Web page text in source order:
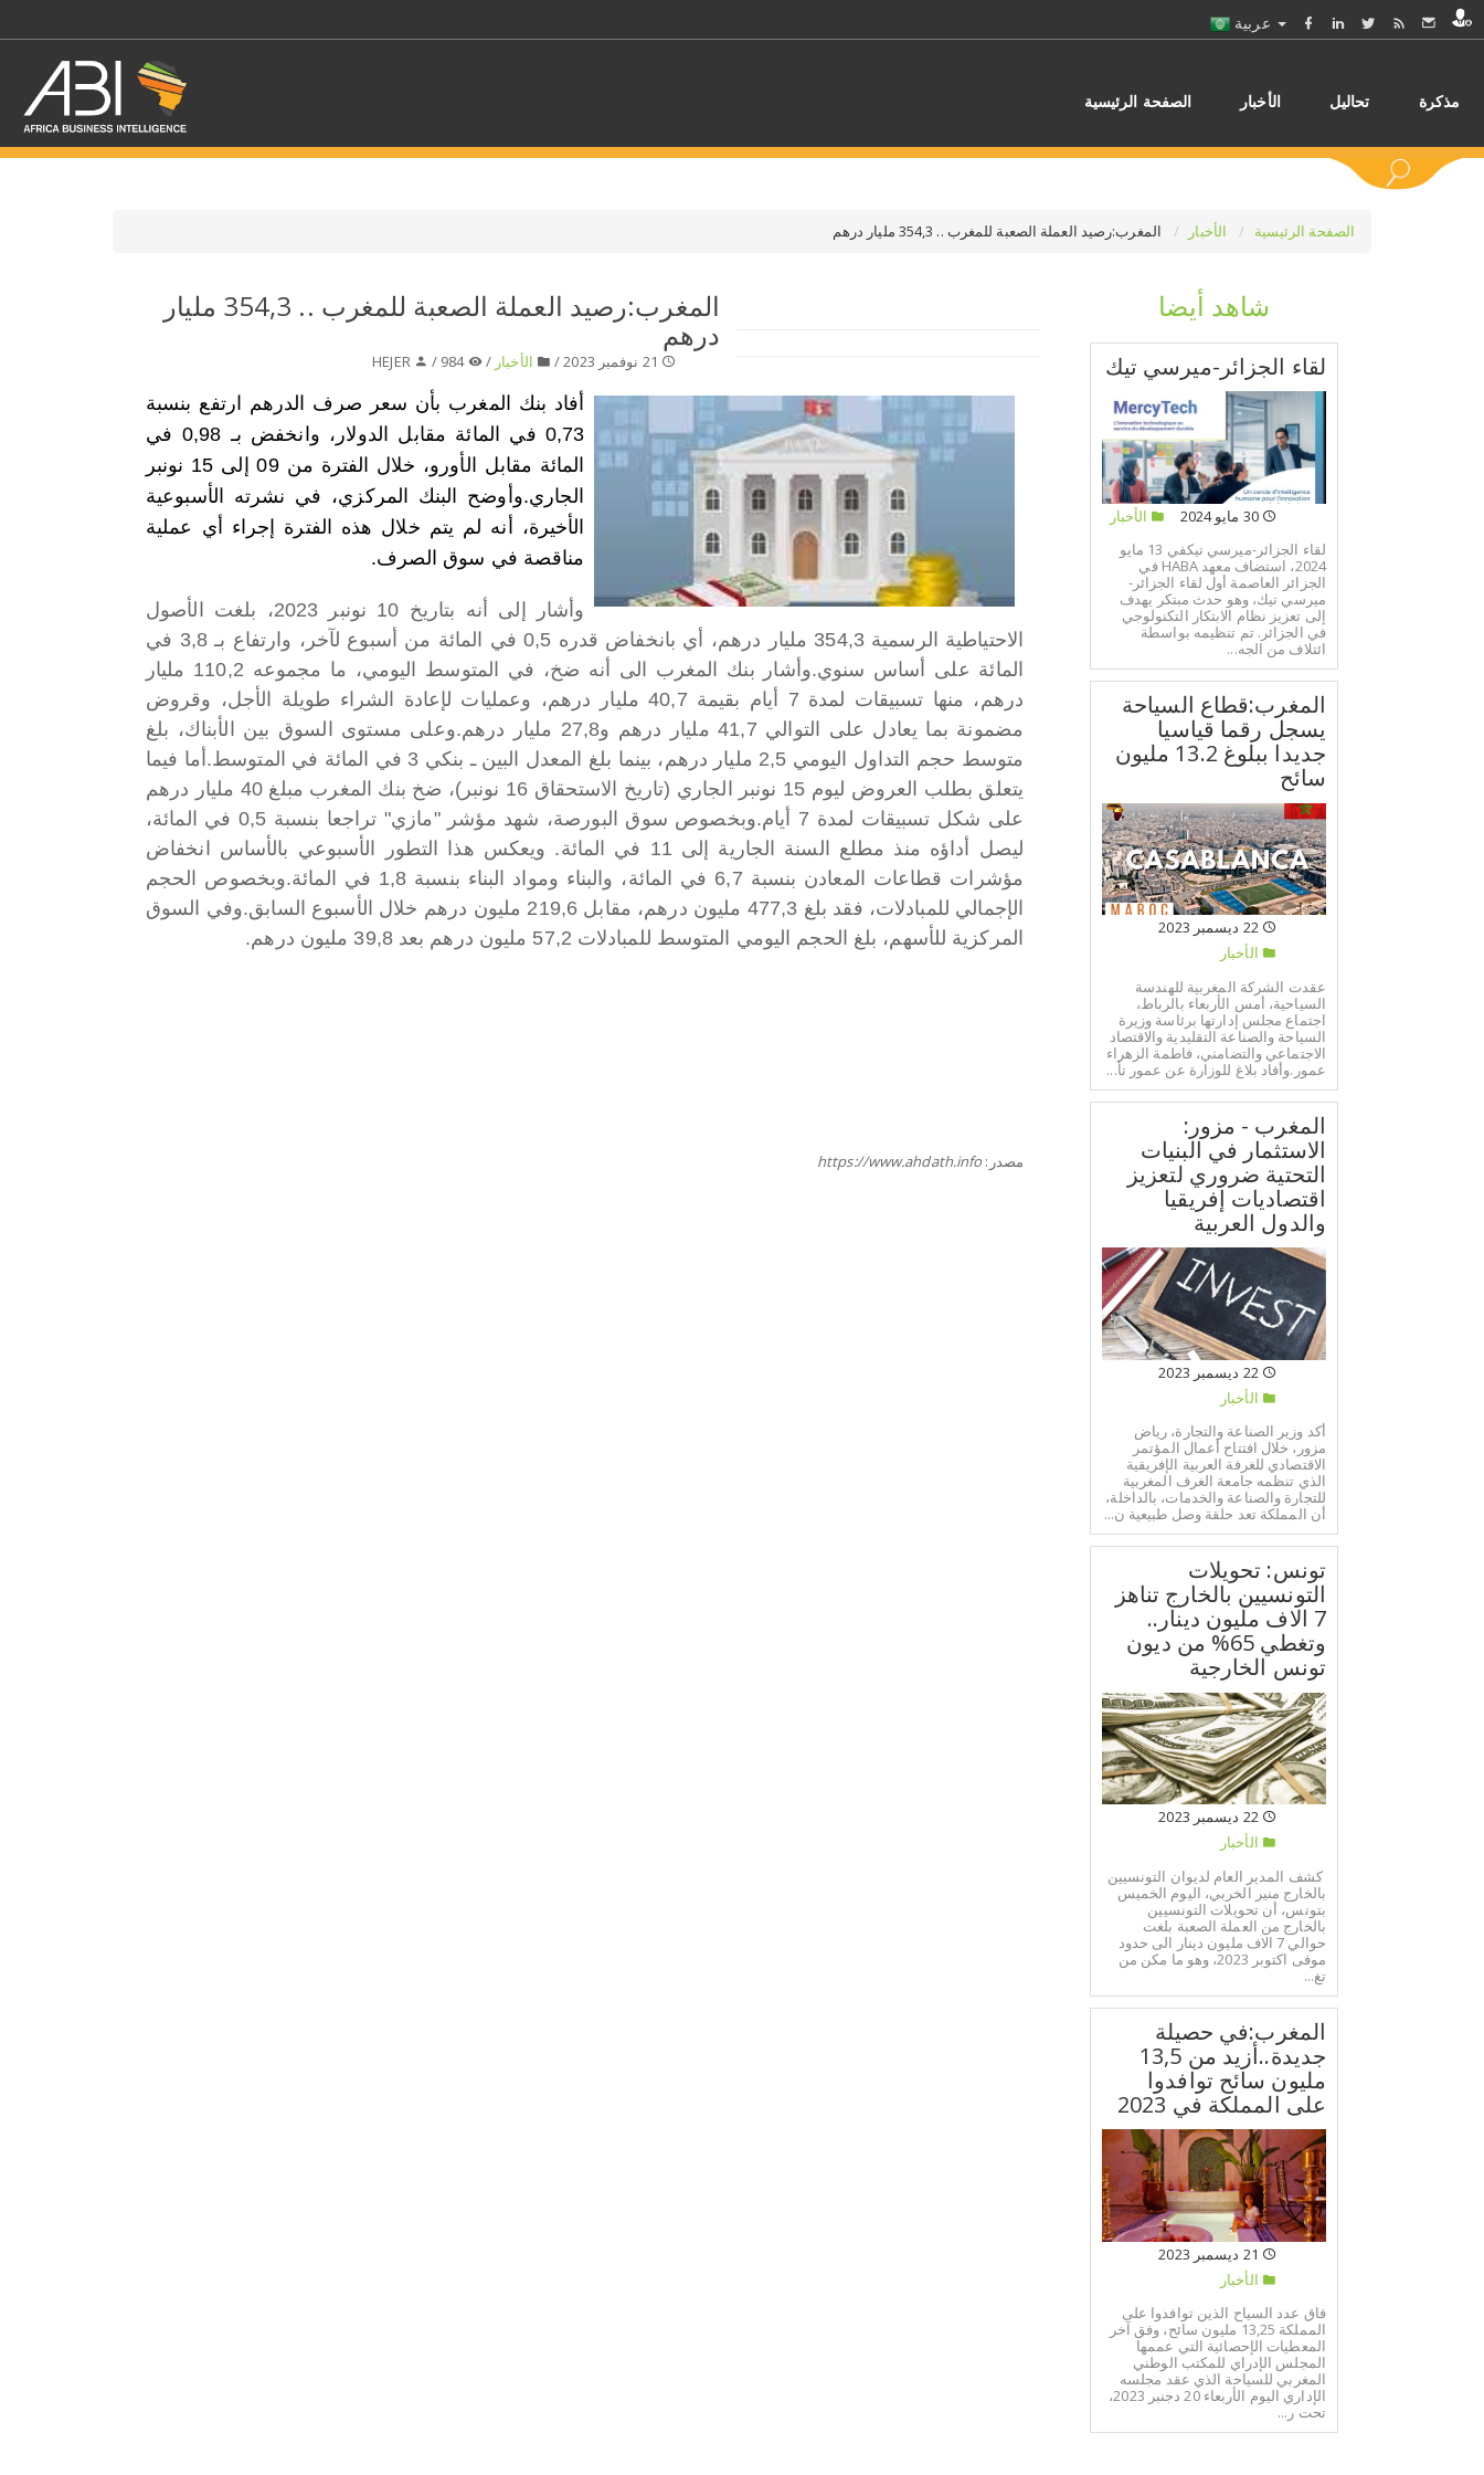
الصفحة الرئيسية الأخبار تحاليل مذكرة
اختر قطاع / القطاعات
حدد الفئة
الصفحة الرئيسية الأخبار المغرب:رصيد العملة الصعبة للمغرب .. 354,3 مليار درهم
المغرب:رصيد العملة الصعبة للمغرب .. 354,3 مليار
درهم
الأخبار /
984 /
أفاد بنك المغرب بأن سعر صرف الدرهم ارتفع بنسبة
0,73 في المائة مقابل الدولار، وانخفض بـ 0,98 في
المائة مقابل الأورو، خلال الفترة من 09 إلى 15 نونبر
الجاري.وأوضح البنك المركزي، في نشرته الأسبوعية
الأخيرة، أنه لم يتم خلال هذه الفترة إجراء أي عملية
مناقصة في سوق الصرف.
وأشار إلى أنه بتاريخ 10 نونبر 2023، بلغت الأصول
الاحتياطية الرسمية 354,3 مليار درهم، أي بانخفاض قدره 0,5 في المائة من أسبوع لآخر، وارتفاع بـ 3,8 في
المائة على أساس سنوي.
وأشار بنك المغرب الى أنه ضخ، في المتوسط اليومي، ما مجموعه 110,2 مليار
درهم، منها تسبيقات لمدة 7 أيام بقيمة 40,7 مليار درهم، وعمليات لإعادة الشراء طويلة الأجل، وقروض
مضمونة بما يعادل على التوالي 41,7 مليار درهم و27,8 مليار درهم.
وعلى مستوى السوق بين الأبناك، بلغ
متوسط حجم التداول اليومي 2,5 مليار درهم، بينما بلغ المعدل البين ـ بنكي 3 في المائة في المتوسط.
أما فيما
يتعلق بطلب العروض ليوم 15 نونبر الجاري (تاريخ الاستحقاق 16 نونبر)، ضخ بنك المغرب مبلغ 40 مليار درهم
على شكل تسبيقات لمدة 7 أيام.
وبخصوص سوق البورصة، شهد مؤشر "مازي" تراجعا بنسبة 0,5 في المائة،
ليصل أداؤه منذ مطلع السنة الجارية إلى 11 في المائة. ويعكس هذا التطور الأسبوعي بالأساس انخفاض
مؤشرات قطاعات المعادن بنسبة 6,7 في المائة، والبناء ومواد البناء بنسبة 1,8 في المائة.
وبخصوص الحجم
الإجمالي للمبادلات، فقد بلغ 477,3 مليون درهم، مقابل 219,6 مليون درهم خلال الأسبوع السابق.
وفي السوق
المركزية للأسهم، بلغ الحجم اليومي المتوسط للمبادلات 57,2 مليون درهم بعد 39,8 مليون درهم.
مصدر: https://www.ahdath.info
شاهد أيضا
لقاء الجزائر-ميرسي تيك
30 مايو 2024
الأخبار
لقاء الجزائر-ميرسي تيكفي 13 مايو
2024، استضاف معهد HABA في
الجزائر العاصمة أول لقاء الجزائر-
ميرسي تيك، وهو حدث مبتكر يهدف
إلى تعزيز نظام الابتكار التكنولوجي
في الجزائر. تم تنظيمه بواسطة
ائتلاف من الجه...
المغرب:قطاع السياحة
يسجل رقما قياسيا
جديدا ببلوغ 13.2 مليون
سائح
22 ديسمبر 2023
الأخبار
عقدت الشركة المغربية للهندسة
السياحية، أمس الأربعاء بالرباط،
اجتماع مجلس إدارتها برئاسة وزيرة
السياحة والصناعة التقليدية والاقتصاد
الاجتماعي والتضامني، فاطمة الزهراء
عمور.وأفاد بلاغ للوزارة عن عمور تأ...
المغرب - مزور:
الاستثمار في البنيات
التحتية ضروري لتعزيز
اقتصاديات إفريقيا
والدول العربية
الأخبار
أكد وزير الصناعة والتجارة، رياض
مزور، خلال افتتاح أعمال المؤتمر
الاقتصادي للغرفة العربية الإفريقية
الذي تنظمه جامعة الغرف المغربية
للتجارة والصناعة والخدمات، بالداخلة،
أن المملكة تعد حلقة وصل طبيعية ن...
تونس: تحويلات
التونسيين بالخارج تناهز
7 الاف مليون دينار..
وتغطي 65% من ديون
تونس الخارجية
22 ديسمبر 2023
الأخبار
كشف المدير العام لديوان التونسيين
بالخارج منير الخربي، اليوم الخميس
بتونس، أن تحويلات التونسيين
بالخارج من العملة الصعبة بلغت
حوالي 7 الاف مليون دينار الى حدود
موفى اكتوبر 2023، وهو ما مكن من
تغ...
المغرب:في حصيلة
جديدة..أزيد من 13,5
مليون سائح توافدوا
على المملكة في 2023
الأخبار
فاق عدد السياح الذين توافدوا على
المملكة 13,25 مليون سائح، وفق آخر
المعطيات الإحصائية التي عممها
المجلس الإدراي للمكتب الوطني
المغربي للسياحة الذي عقد مجلسه
الإداري اليوم الأربعاء 20 دجنبر 2023،
تحت ر...